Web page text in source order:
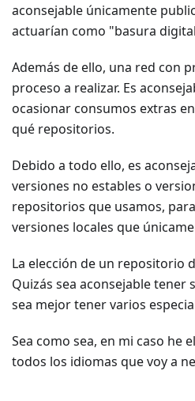
aconsejable únicamente
actuarían como "basura
Además de ello, una red con
proceso a realizar. Es
ocasionar consumos extras
qué repositorios.
Debido a todo ello, es
versiones no estables o
repositorios que usamos,
versiones locales que
La elección de un repositorio
Quizás sea aconsejable
sea mejor tener varios
Sea como sea, en mi caso he
todos los idiomas que voy a